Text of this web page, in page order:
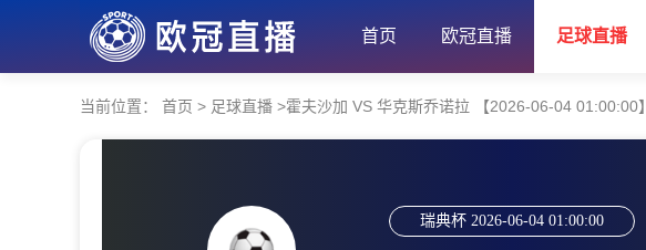
首页 欧冠直播 足球直播
当前位置： 首页 > 足球直播 >霍夫沙加 VS 华克斯乔诺拉 【2026-06-04 01:00:00】
瑞典杯 2026-06-04 01:00:00